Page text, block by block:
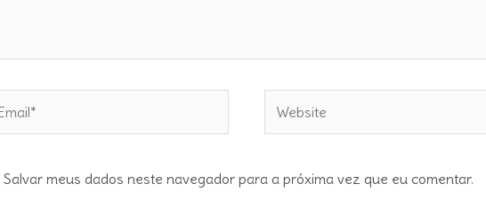
Salvar meus dados neste navegador para a próxima vez que eu comentar.